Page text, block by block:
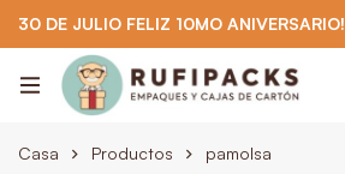
30 DE JULIO FELIZ 10MO ANIVERSARIO!
922 295 403
Casa Productos pamolsa